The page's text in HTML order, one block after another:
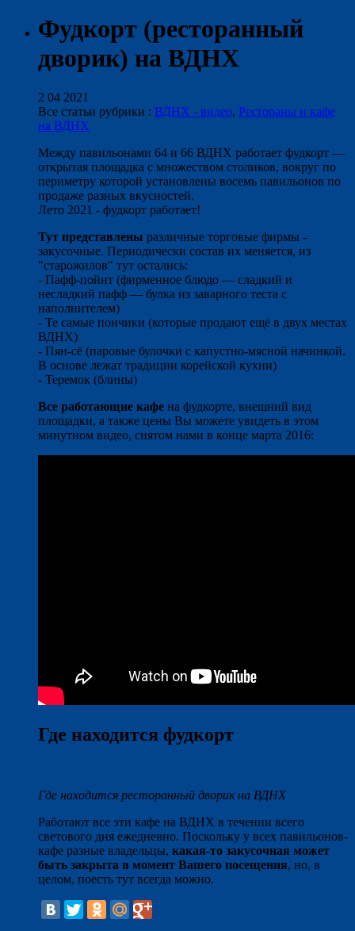
Фудкорт (ресторанный
дворик) на ВДНХ
2 04 2021
Все статьи рубрики : ВДНХ - видео, Рестораны и кафе
на ВДНХ
Между павильонами 64 и 66 ВДНХ работает фудкорт —
открытая площадка с множеством столиков, вокруг по
периметру которой установлены восемь павильонов по
продаже разных вкусностей.
Лето 2021 - фудкорт работает!
Тут представлены различные торговые фирмы -
закусочные. Периодически состав их меняется, из
"старожилов" тут остались:
- Пафф-пойнт (фирменное блюдо — сладкий и
несладкий пафф — булка из заварного теста с
наполнителем)
- Те самые пончики (которые продают ещё в двух местах
ВДНХ)
- Пян-сё (паровые булочки с капустно-мясной начинкой.
В основе лежат традиции корейской кухни)
- Теремок (блины)
Все работающие кафе на фудкорте, внешний вид
площадки, а также цены Вы можете увидеть в этом
минутном видео, снятом нами в конце марта 2016:
Где находится фудкорт
Где находится ресторанный дворик на ВДНХ
Работают все эти кафе на ВДНХ в течении всего
светового дня ежедневно. Поскольку у всех павильонов-
кафе разные владельцы, какая-то закусочная может
быть закрыта в момент Вашего посещения, но, в
целом, поесть тут всегда можно.